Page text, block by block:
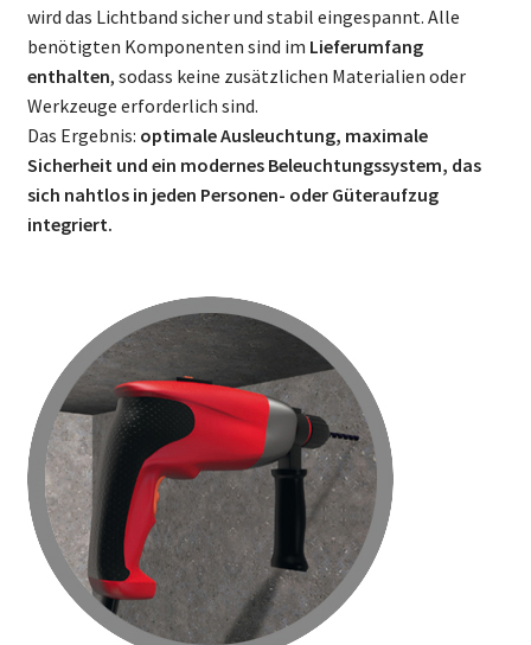
wird das Lichtband sicher und stabil eingespannt. Alle
benötigten Komponenten sind im Lieferumfang
enthalten, sodass keine zusätzlichen Materialien oder
Werkzeuge erforderlich sind.
Das Ergebnis: optimale Ausleuchtung, maximale
Sicherheit und ein modernes Beleuchtungssystem, das
sich nahtlos in jeden Personen- oder Güteraufzug
integriert.